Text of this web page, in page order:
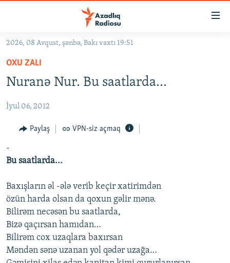
Əsas
qayıt
Əsas
qayıt
#ƏSLINDƏ
FƏRQƏ BAX
ARAŞDIRMA
MULTIMEDIA
VIDEO
FOTOQALEREYA
İNFOQRAFIKA
KARIKATURA
RADIO ARXIV
AZƏRBAYCAN ƏDƏBIYYATI KITABXANASI
İSLAM VƏ DEMOKRATIYA
HAQQIMIZDA
MISSIYAMIZ
PEŞƏ ETIKASI VƏ JURNALISTIKA STANDARTLARIMIZ
BIZI IZLƏ
2026, 08 Avqust, şənbə, Bakı vaxtı 19:51
OXU ZALI
Nuranə Nur. Bu saatlarda...
İyul 06, 2012
Paylaş VPN-siz açmaq
-
Bu saatlarda...
Baxışların əl -ələ verib keçir xatirimdən
özün harda olsan da qoxun gəlir mənə.
Bilirəm necəsən bu saatlarda,
Bizə qaçırsan hamıdan…
Bilirəm cox uzaqlara baxırsan
Məndən sənə uzanan yol qədər uzağa…